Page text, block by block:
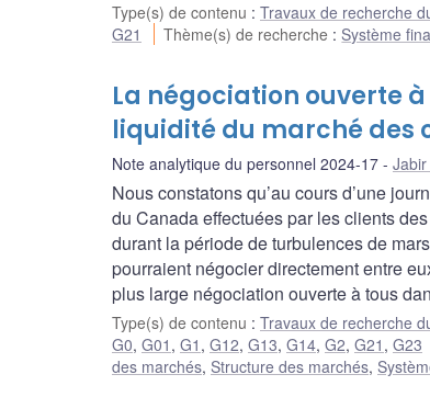
Type(s) de contenu : Travaux de recherche
G21
Thème(s) de recherche : Système
La négociation ouverte
liquidité du marché des
Note analytique du personnel 2024-17
Nous constatons qu’au cours d’une
du Canada effectuées par les clients
durant la période de turbulences de
pourraient négocier directement entre
plus large négociation ouverte à tous
Type(s) de contenu : Travaux de recherche
G0, G01 , G1 , G12, G13, G14, G2, G21 , G23
des marchés, Structure des marchés,